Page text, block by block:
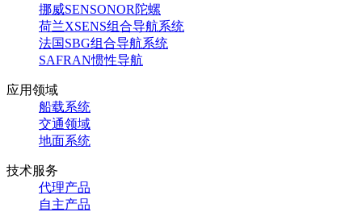
挪威SENSONOR陀螺
荷兰XSENS组合导航系统
法国SBG组合导航系统
SAFRAN惯性导航
应用领域
船载系统
交通领域
地面系统
技术服务
代理产品
自主产品